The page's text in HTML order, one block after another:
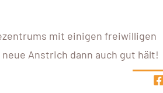
mit einigen freiwilligen
Anstrich dann auch gut hält!